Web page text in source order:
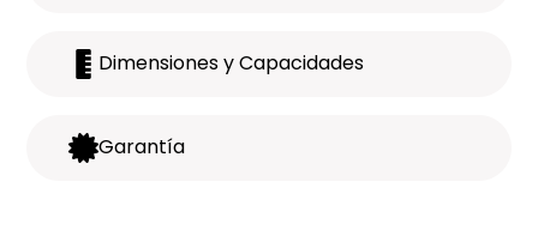
Dimensiones y Capacidades
Garantía